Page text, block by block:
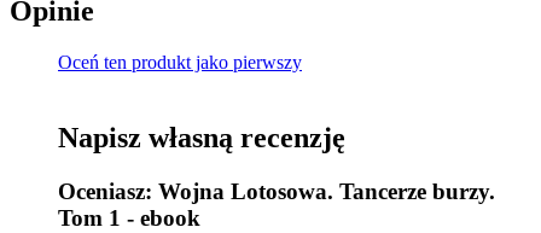
Opinie
Oceń ten produkt jako pierwszy
Napisz własną recenzję
Oceniasz: Wojna Lotosowa. Tancerze burzy.
Tom 1 - ebook